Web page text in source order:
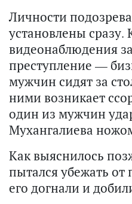
Личности
установлены
видеонаблюдения
преступление —
мужчин сидят за
ними возникает
один из мужчин
Мухангалиева
Как выяснилось
пытался убежать от
его догнали и